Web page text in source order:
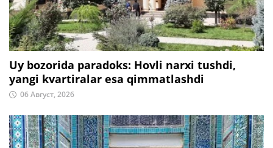
Uy bozorida paradoks: Hovli narxi tushdi,
yangi kvartiralar esa qimmatlashdi
06 Август, 2026